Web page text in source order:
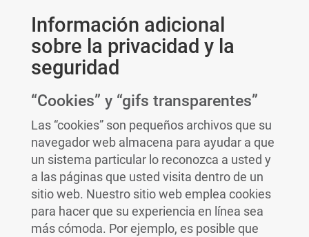
Información adicional
sobre la privacidad y la
seguridad
“Cookies” y “gifs transparentes”
Las “cookies” son pequeños archivos que su
navegador web almacena para ayudar a que
un sistema particular lo reconozca a usted y
a las páginas que usted visita dentro de un
sitio web. Nuestro sitio web emplea cookies
para hacer que su experiencia en línea sea
más cómoda. Por ejemplo, es posible que